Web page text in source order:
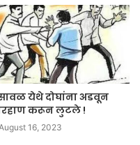
येथे दोघांना अडवून
करून लुटले !
16, 2023